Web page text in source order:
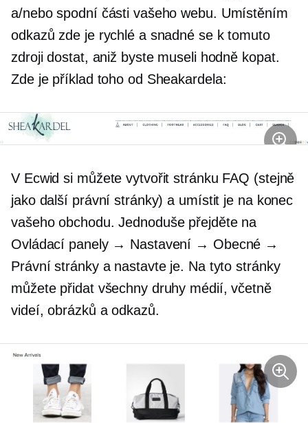
a/nebo spodní části vašeho webu. Umístěním
odkazů zde je rychlé a snadné se k tomuto
zdroji dostat, aniž byste museli hodně kopat.
Zde je příklad toho od Sheakardela:
V Ecwid si můžete vytvořit stránku FAQ (stejně
jako další právní stránky) a umístit je na konec
vašeho obchodu. Jednoduše přejděte na
Ovládací panely → Nastavení → Obecné →
Právní stránky a nastavte je. Na tyto stránky
můžete přidat všechny druhy médií, včetně
videí, obrázků a odkazů.